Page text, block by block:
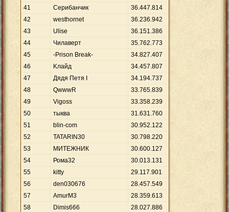
41
Серибанчик 36.447.814
42
westhornet 36.236.942
43
Ulise 36.151.386
44
Чилаверт 35.762.773
45
-Prison Break- 34.827.407
46
Kлайд 34.457.807
47
Дядя Петя I 34.194.737
48
QwwwR 33.765.839
49
Vigoss 33.358.239
50
тыква 31.631.760
51
blin-com 30.952.122
52
TATARIN30 30.798.220
53
МИТЕЖНИК 30.600.127
54
Рома32 30.013.131
55
kitty 29.117.901
56
den030676 28.457.549
57
AmurM3 28.359.613
58
Dimis666 28.027.886